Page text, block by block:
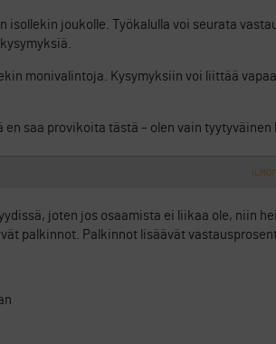
isollekin joukolle. Työkalulla voi seurata
monivalintoja. Kysymyksiin voi liittää
saa provikoita tästä – olen vain tyytyväinen
joten jos osaamista ei liikaa ole, niin
palkinnot. Palkinnot lisäävät